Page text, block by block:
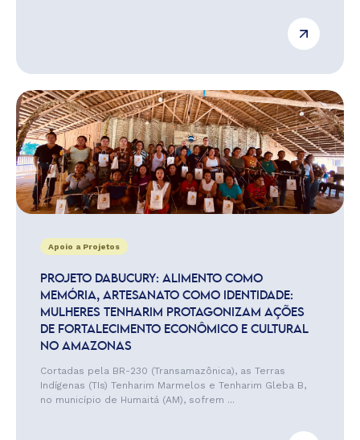
Apoio a Projetos
PROJETO DABUCURY: ALIMENTO COMO
MEMÓRIA, ARTESANATO COMO IDENTIDADE:
MULHERES TENHARIM PROTAGONIZAM AÇÕES
DE FORTALECIMENTO ECONÔMICO E CULTURAL
NO AMAZONAS
Cortadas pela BR-230 (Transamazônica), as Terras
Indígenas (TIs) Tenharim Marmelos e Tenharim Gleba B,
no município de Humaitá (AM), sofrem ...